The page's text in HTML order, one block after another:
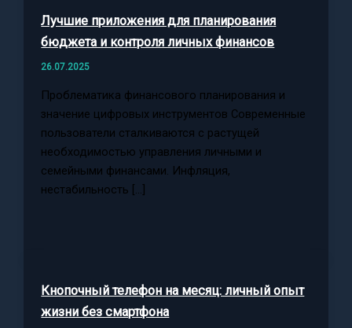
Лучшие приложения для планирования
бюджета и контроля личных финансов
26.07.2025
Проблематика финансового планирования и
значение цифровых инструментов Современные
пользователи сталкиваются с растущей
необходимостью управления личными и
семейными финансами. Инфляция,
нестабильность […]
Кнопочный телефон на месяц: личный опыт
жизни без смартфона